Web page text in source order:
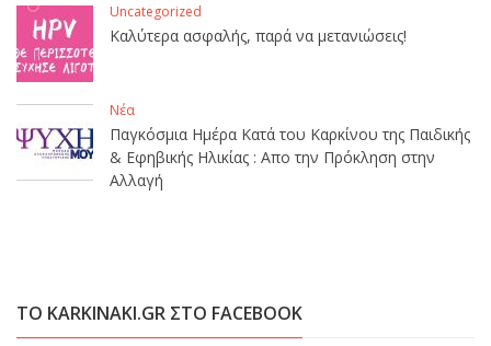
Uncategorized
Καλύτερα ασφαλής, παρά να μετανιώσεις!
Νέα
Παγκόσμια Ημέρα Κατά του Καρκίνου της Παιδικής
& Εφηβικής Ηλικίας : Απο την Πρόκληση στην
Αλλαγή
ΤΟ KARKINAKI.GR ΣΤΟ FACEBOOK